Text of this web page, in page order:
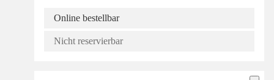
Online bestellbar
Nicht reservierbar